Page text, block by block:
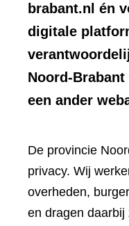
brabant.nl én
digitale
Noord-
een ander
De provincie
privacy. Wij
overheden,
en dragen